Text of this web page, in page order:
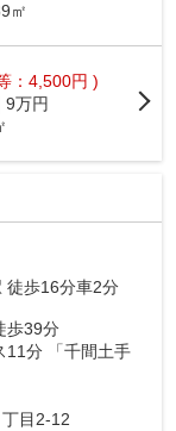
㎡
：4,500円 )
9万円
徒歩16分車2分
歩39分
11分 「千間土手
丁目2-12